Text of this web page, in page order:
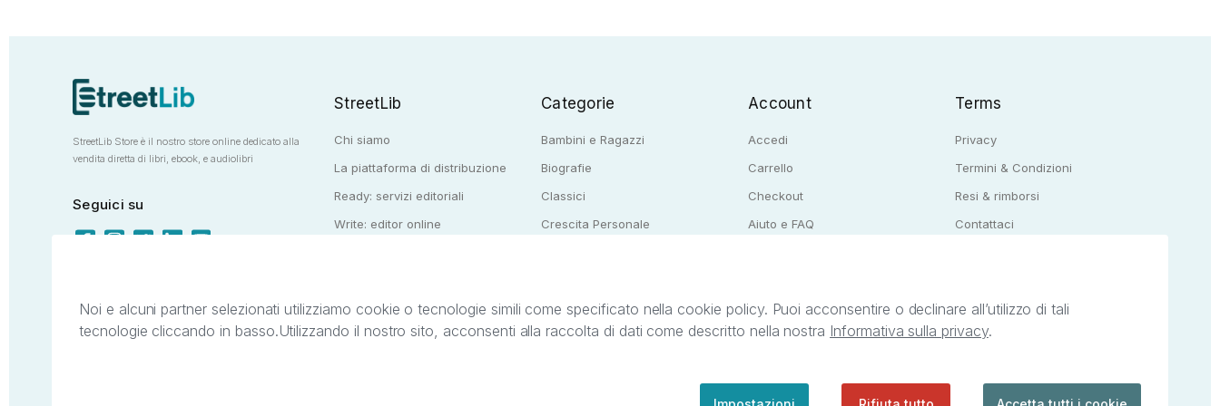
StreetLib Store è il nostro store online dedicato alla
vendita diretta di libri, ebook, e audiolibri
Seguici su
StreetLib
Chi siamo
La piattaforma di distribuzione
Ready: servizi editoriali
Write: editor online
Categorie
Bambini e Ragazzi
Biografie
Classici
Crescita Personale
Account
Accedi
Carrello
Checkout
Aiuto e FAQ
Terms
Privacy
Termini & Condizioni
Resi & rimborsi
Contattaci
Il presente sito web è di proprietà di StreetLib S.r.l. C.F. e P.IVA 05338720963. StreetLib S.r.l. è titolare di tutti i diritti di proprietà intellettuale afferenti ai marchi, loghi e
Noi e alcuni partner selezionati utilizziamo cookie o tecnologie simili come specificato nella cookie policy. Puoi acconsentire o declinare all’utilizzo di tali
tecnologie cliccando in basso.Utilizzando il nostro sito, acconsenti alla raccolta di dati come descritto nella nostra Informativa sulla privacy.